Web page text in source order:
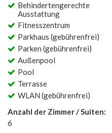
Behindertengerechte
Ausstattung
Fitnesszentrum
Parkhaus (gebührenfrei)
Parken (gebührenfrei)
Außenpool
Pool
Terrasse
WLAN (gebührenfrei)
Anzahl der Zimmer / Suiten:
6